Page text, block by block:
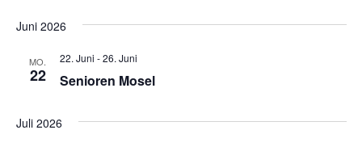
wählen.
Juni 2026
MO.
22 Senioren Mosel
22. Juni -26. Juni
Juli 2026